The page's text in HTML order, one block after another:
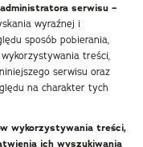
serwisu –
wyraźnej i
sposób pobierania,
treści,
serwisu oraz
na charakter tych
wykorzystywania treści,
ich wyszukiwania